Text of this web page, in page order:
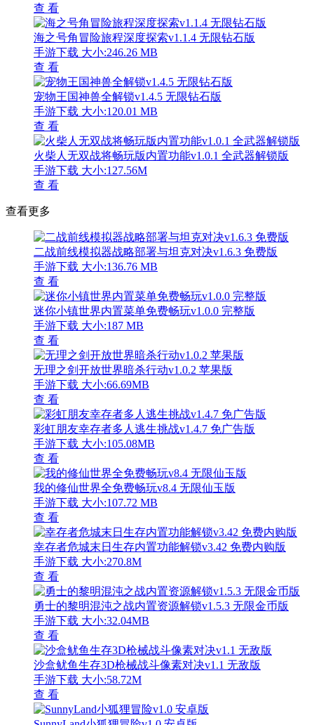
查 看
海之号角冒险旅程深度探索v1.1.4 无限钻石版
手游下载 大小:246.26 MB
查 看
宠物王国神兽全解锁v1.4.5 无限钻石版
手游下载 大小:120.01 MB
查 看
火柴人无双战将畅玩版内置功能v1.0.1 全武器解锁版
手游下载 大小:127.56M
查 看
查看更多
二战前线模拟器战略部署与坦克对决v1.6.3 免费版
手游下载 大小:136.76 MB
查 看
迷你小镇世界内置菜单免费畅玩v1.0.0 完整版
手游下载 大小:187 MB
查 看
无理之剑开放世界暗杀行动v1.0.2 苹果版
手游下载 大小:66.69MB
查 看
彩虹朋友幸存者多人逃生挑战v1.4.7 免广告版
手游下载 大小:105.08MB
查 看
我的修仙世界全免费畅玩v8.4 无限仙玉版
手游下载 大小:107.72 MB
查 看
幸存者危城末日生存内置功能解锁v3.42 免费内购版
手游下载 大小:270.8M
查 看
勇士的黎明混沌之战内置资源解锁v1.5.3 无限金币版
手游下载 大小:32.04MB
查 看
沙盒鱿鱼生存3D枪械战斗像素对决v1.1 无敌版
手游下载 大小:58.72M
查 看